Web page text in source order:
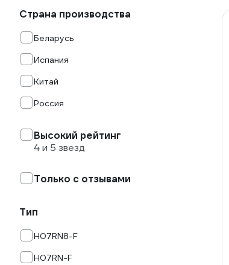
Страна производства
Беларусь
Испания
Китай
Россия
Высокий рейтинг
4 и 5 звезд
Только с отзывами
Тип
H07RN8-F
H07RN-F